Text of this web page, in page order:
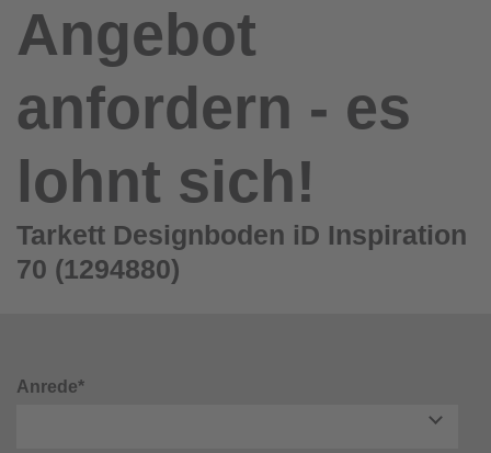
Angebot
anfordern - es
lohnt sich!
Tarkett Designboden iD Inspiration
70 (1294880)
Anrede*